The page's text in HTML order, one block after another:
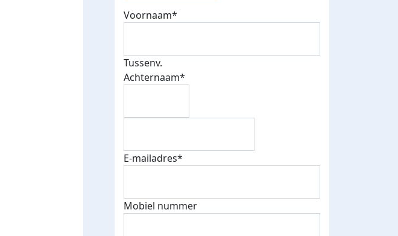
Voornaam*
Tussenv.
Achternaam*
E-mailadres*
Mobiel nummer